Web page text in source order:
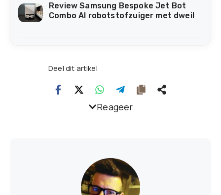
Review Samsung Bespoke Jet Bot
Combo AI robotstofzuiger met dweil
Deel dit artikel
Reageer